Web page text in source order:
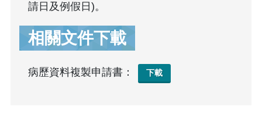
請日及例假日)。
相關文件下載
病歷資料複製申請書： 下載